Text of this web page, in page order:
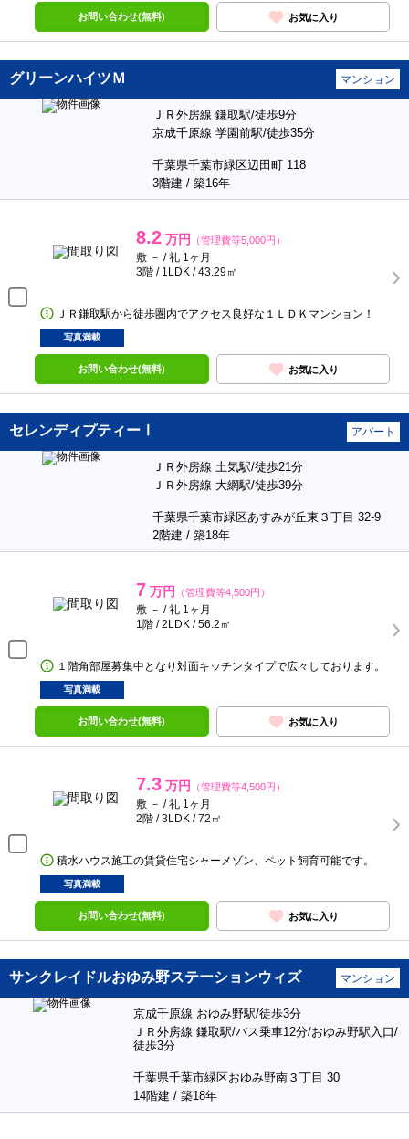
お問い合わせ(無料) お気に入り
グリーンハイツＭ マンション
ＪＲ外房線 鎌取駅/徒歩9分
京成千原線 学園前駅/徒歩35分
千葉県千葉市緑区辺田町 118
3階建 / 築16年
8.2 万円 （管理費等5,000円）
敷 － / 礼 1ヶ月
3階 / 1LDK / 43.29㎡
ＪＲ鎌取駅から徒歩圏内でアクセス良好な１ＬＤＫマンション！
写真満載
お問い合わせ(無料) お気に入り
セレンディプティーⅠ アパート
ＪＲ外房線 土気駅/徒歩21分
ＪＲ外房線 大網駅/徒歩39分
千葉県千葉市緑区あすみが丘東３丁目 32-9
2階建 / 築18年
7 万円 （管理費等4,500円）
敷 － / 礼 1ヶ月
1階 / 2LDK / 56.2㎡
１階角部屋募集中となり対面キッチンタイプで広々しております。
写真満載
お問い合わせ(無料) お気に入り
7.3 万円 （管理費等4,500円）
敷 － / 礼 1ヶ月
2階 / 3LDK / 72㎡
積水ハウス施工の賃貸住宅シャーメゾン、ペット飼育可能です。
写真満載
お問い合わせ(無料) お気に入り
サンクレイドルおゆみ野ステーションウィズ マンション
京成千原線 おゆみ野駅/徒歩3分
ＪＲ外房線 鎌取駅/バス乗車12分/おゆみ野駅入口/
徒歩3分
千葉県千葉市緑区おゆみ野南３丁目 30
14階建 / 築18年